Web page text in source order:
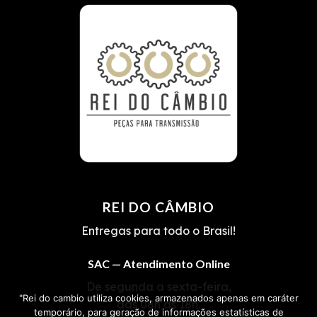
REI DO CÂMBIO
Entregas para todo o Brasil!
SAC — Atendimento Online
De segunda a sexta-feira,
das 08h às 18h.
"Rei do cambio utiliza cookies, armazenados apenas em caráter
temporário, para geração de informações estatísticas de